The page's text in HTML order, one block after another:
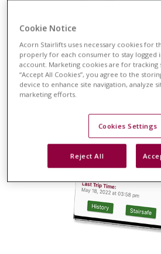
Cookie Notice
Acorn Stairlifts uses necessary cookies for
properly for each consumer to stay logged
account. Marketing cookies are for tracking
“Accept All Cookies”, you agree to the
device to enhance site navigation, analyze
marketing efforts.
Cookies Settings
Reject All